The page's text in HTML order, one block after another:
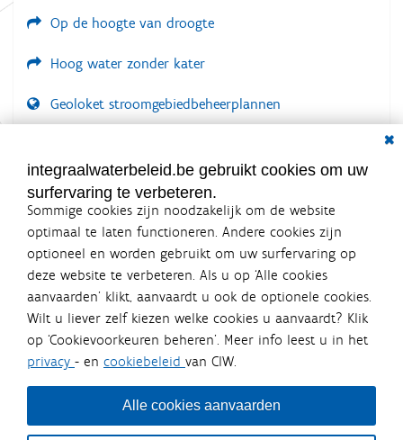
Op de hoogte van droogte
Hoog water zonder kater
Geoloket stroomgebiedbeheerplannen
LOGIN VEREIST
integraalwaterbeleid.be gebruikt cookies om uw
surfervaring te verbeteren.
Sommige cookies zijn noodzakelijk om de website
optimaal te laten functioneren. Andere cookies zijn
optioneel en worden gebruikt om uw surfervaring op
deze website te verbeteren. Als u op ‘Alle cookies
aanvaarden’ klikt, aanvaardt u ook de optionele cookies.
Wilt u liever zelf kiezen welke cookies u aanvaardt? Klik
op ‘Cookievoorkeuren beheren’. Meer info leest u in het
privacy - en cookiebeleid van CIW.
Alle cookies aanvaarden
Integraalwaterbeleid.be is een
officiële website van de Vlaamse
overheid
uitgegeven door Coördinatiecommissie Integraal
Waterbeleid
De Coördinatiecommissie Integraal Waterbeleid (CIW) is een
bestuursniveaus die bij het waterbeleid betrokken zijn. Ook
waterbedrijven nemen deel aan het overleg. Deze
samenwerking zorgt voor een gecoördineerde en